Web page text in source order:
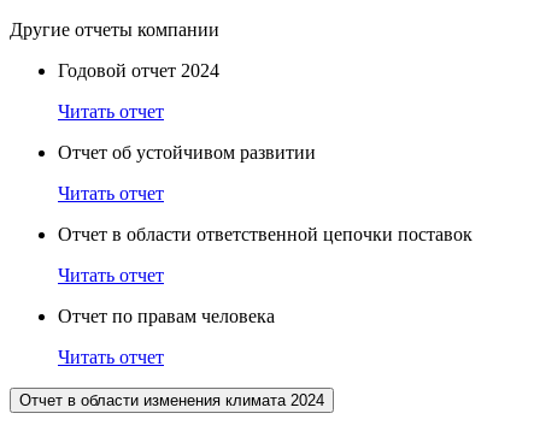
Другие отчеты компании
Годовой отчет 2024
Читать отчет
Отчет об устойчивом развитии
Читать отчет
Отчет в области ответственной цепочки поставок
Читать отчет
Отчет по правам человека
Читать отчет
Отчет в области изменения климата 2024